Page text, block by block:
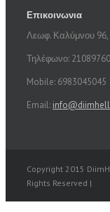
Επικοινωνια
Λεωφ. Καλύμνου 96,
Τηλέφωνο:
Mobile: 6983045045
Email:
Copyright 2015
Rights Reserved |